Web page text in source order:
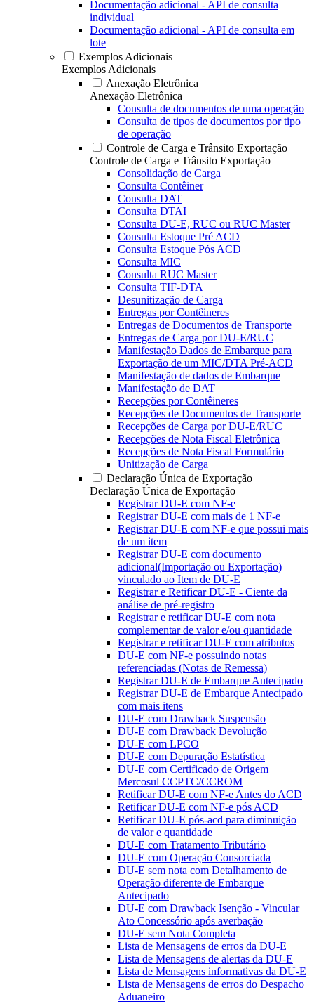
Documentação adicional - API de consulta
individual
Documentação adicional - API de consulta em
lote
Exemplos Adicionais
Exemplos Adicionais
Anexação Eletrônica
Anexação Eletrônica
Consulta de documentos de uma operação
Consulta de tipos de documentos por tipo
de operação
Controle de Carga e Trânsito Exportação
Controle de Carga e Trânsito Exportação
Consolidação de Carga
Consulta Contêiner
Consulta DAT
Consulta DTAI
Consulta DU-E, RUC ou RUC Master
Consulta Estoque Pré ACD
Consulta Estoque Pós ACD
Consulta MIC
Consulta RUC Master
Consulta TIF-DTA
Desunitização de Carga
Entregas por Contêineres
Entregas de Documentos de Transporte
Entregas de Carga por DU-E/RUC
Manifestação Dados de Embarque para
Exportação de um MIC/DTA Pré-ACD
Manifestação de dados de Embarque
Manifestação de DAT
Recepções por Contêineres
Recepções de Documentos de Transporte
Recepções de Carga por DU-E/RUC
Recepções de Nota Fiscal Eletrônica
Recepções de Nota Fiscal Formulário
Unitização de Carga
Declaração Única de Exportação
Declaração Única de Exportação
Registrar DU-E com NF-e
Registrar DU-E com mais de 1 NF-e
Registrar DU-E com NF-e que possui mais
de um item
Registrar DU-E com documento
adicional(Importação ou Exportação)
vinculado ao Item de DU-E
Registrar e Retificar DU-E - Ciente da
análise de pré-registro
Registrar e retificar DU-E com nota
complementar de valor e/ou quantidade
Registrar e retificar DU-E com atributos
DU-E com NF-e possuindo notas
referenciadas (Notas de Remessa)
Registrar DU-E de Embarque Antecipado
Registrar DU-E de Embarque Antecipado
com mais itens
DU-E com Drawback Suspensão
DU-E com Drawback Devolução
DU-E com LPCO
DU-E com Depuração Estatística
DU-E com Certificado de Origem
Mercosul CCPTC/CCROM
Retificar DU-E com NF-e Antes do ACD
Retificar DU-E com NF-e pós ACD
Retificar DU-E pós-acd para diminuição
de valor e quantidade
DU-E com Tratamento Tributário
DU-E com Operação Consorciada
DU-E sem nota com Detalhamento de
Operação diferente de Embarque
Antecipado
DU-E com Drawback Isenção - Vincular
Ato Concessório após averbação
DU-E sem Nota Completa
Lista de Mensagens de erros da DU-E
Lista de Mensagens de alertas da DU-E
Lista de Mensagens informativas da DU-E
Lista de Mensagens de erros do Despacho
Aduaneiro